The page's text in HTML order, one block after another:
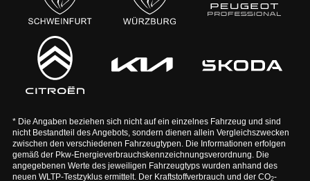
* Die Angaben beziehen sich nicht auf ein einzelnes Fahrzeug und sind
nicht Bestandteil des Angebots, sondern dienen allein Vergleichszwecken
zwischen den verschiedenen Fahrzeugtypen. Die Informationen erfolgen
gemäß der Pkw-Energieverbrauchskennzeichnungsverordnung. Die
angegebenen Werte des jeweiligen Fahrzeugtyps wurden anhand des
neuen WLTP-Testzyklus ermittelt. Der Kraftstoffverbrauch und der CO2-